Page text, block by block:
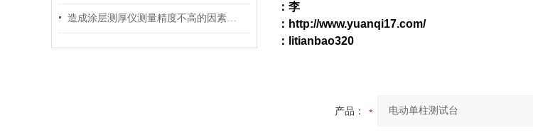
造成涂层测厚仪测量精度不高的因素有哪些?
：李
： http://www.yuanqi17.com/
：
litianbao320
产品：